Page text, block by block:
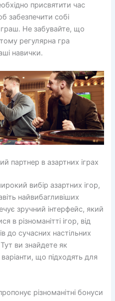
присвятити час
забезпечити собі
Не забувайте, що
регулярна гра
навички.
партнер в азартних іграх
вибір азартних ігор,
найвибагливіших
зручний інтерфейс, який
в різноманітті ігор, від
до сучасних настільних
ви знайдете як
варіанти, що підходять для
різноманітні бонуси